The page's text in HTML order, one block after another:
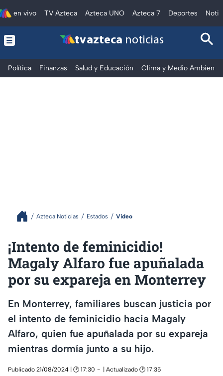
en vivo TV Azteca Azteca UNO Azteca 7 Deportes
tv azteca noticias
Política Finanzas Salud y Educación Clima y Medio Ambiente
Azteca Noticias Estados Video
¡Intento de feminicidio!
Magaly Alfaro fue apuñalada
por su expareja en Monterrey
En Monterrey, familiares buscan justicia por
el intento de feminicidio hacia Magaly
Alfaro, quien fue apuñalada por su expareja
mientras dormía junto a su hijo.
Publicado 21/08/2024 | 🕑 17:30
| Actualizado 🕑 17:35